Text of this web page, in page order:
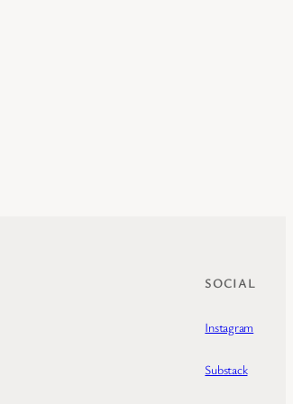
SOCIAL
Instagram
Substack